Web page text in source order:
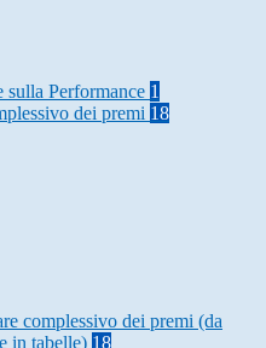
sulla Performance 1
dei premi 18
complessivo dei premi (da
in tabelle) 18